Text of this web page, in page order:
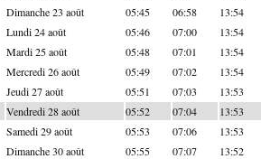
Dimanche 23 août 05:45 06:58 13:54
Lundi 24 août 05:46 07:00 13:54
Mardi 25 août 05:48 07:01 13:54
Mercredi 26 août 05:49 07:02 13:54
Jeudi 27 août 05:51 07:03 13:53
Vendredi 28 août 05:52 07:04 13:53
Samedi 29 août 05:53 07:06 13:53
Dimanche 30 août 05:55 07:07 13:52